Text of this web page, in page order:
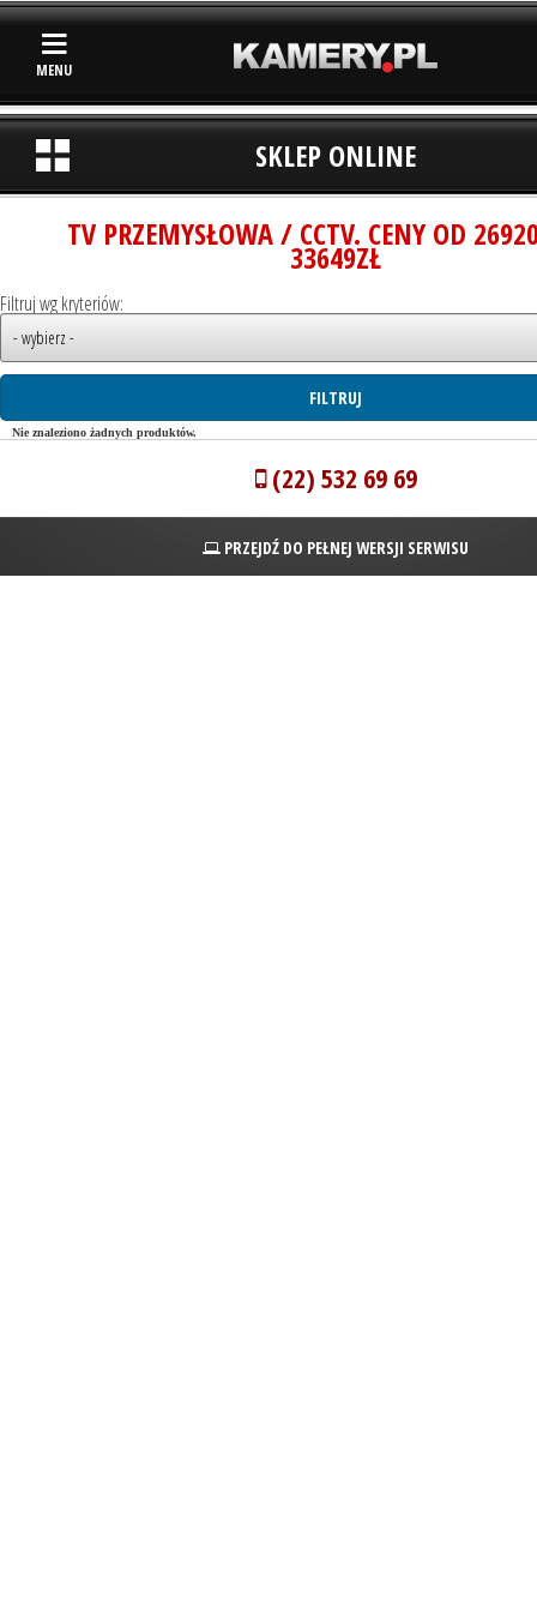
MENU
SKLEP ONLINE
TV PRZEMYSŁOWA / CCTV. CENY OD
33649ZŁ
Filtruj wg kryteriów:
Nie znaleziono żadnych produktów.
(22) 532 69 69
PRZEJDŹ DO PEŁNEJ WERSJI SERWISU